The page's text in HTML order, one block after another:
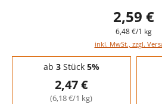
2,59 €
6,48 €/1 kg
inkl. MwSt., zzgl.
Staffelpreise - Mengenrabatt
ab 3Stück 5%
2,47 €
(6,18 €/1 kg)